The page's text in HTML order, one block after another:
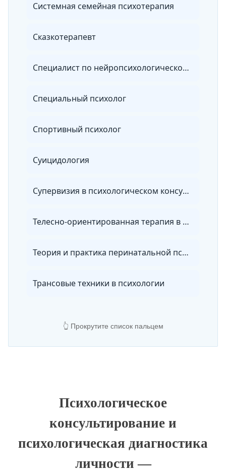
Системная семейная психотерапия
Сказкотерапевт
Специалист по нейропсихологической диагностике и коррекции в детском возрасте
Специальный психолог
Спортивный психолог
Суицидология
Супервизия в психологическом консультировании и психотерапии
Телесно-ориентированная терапия в психологическом консультировании
Теория и практика перинатальной психологии и психиатрии
Трансовые техники в психологии
👆 Прокрутите список пальцем
Психологическое
консультирование и
психологическая диагностика
личности —